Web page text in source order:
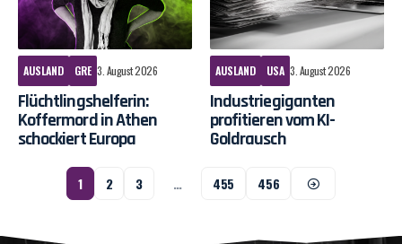
AUSLAND GRE 3. August 2026
Flüchtlingshelferin:
Koffermord in Athen
schockiert Europa
AUSLAND USA 3. August 2026
Industriegiganten
profitieren vom KI-
Goldrausch
1 2 3 … 455 456